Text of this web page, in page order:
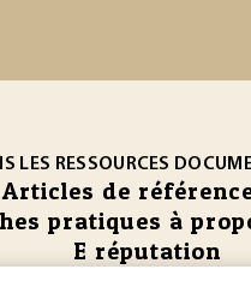
LES RESSOURCES
Articles de
pratiques à
E réputation